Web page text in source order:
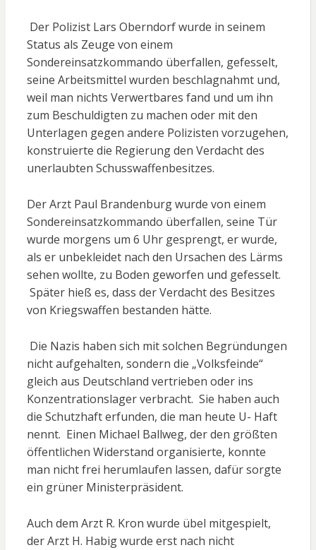
Der Polizist Lars Oberndorf wurde in seinem
Status als Zeuge von einem
Sondereinsatzkommando überfallen, gefesselt,
seine Arbeitsmittel wurden beschlagnahmt und,
weil man nichts Verwertbares fand und um ihn
zum Beschuldigten zu machen oder mit den
Unterlagen gegen andere Polizisten vorzugehen,
konstruierte die Regierung den Verdacht des
unerlaubten Schusswaffenbesitzes.
Der Arzt Paul Brandenburg wurde von einem
Sondereinsatzkommando überfallen, seine Tür
wurde morgens um 6 Uhr gesprengt, er wurde,
als er unbekleidet nach den Ursachen des Lärms
sehen wollte, zu Boden geworfen und gefesselt.
Später hieß es, dass der Verdacht des Besitzes
von Kriegswaffen bestanden hätte.
Die Nazis haben sich mit solchen Begründungen
nicht aufgehalten, sondern die „Volksfeinde“
gleich aus Deutschland vertrieben oder ins
Konzentrationslager verbracht. Sie haben auch
die Schutzhaft erfunden, die man heute U- Haft
nennt. Einen Michael Ballweg, der den größten
öffentlichen Widerstand organisierte, konnte
man nicht frei herumlaufen lassen, dafür sorgte
ein grüner Ministerpräsident.
Auch dem Arzt R. Kron wurde übel mitgespielt,
der Arzt H. Habig wurde erst nach nicht